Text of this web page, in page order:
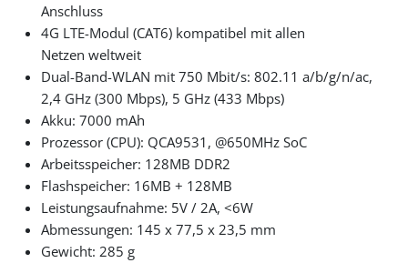
Anschluss
4G LTE-Modul (CAT6) kompatibel mit allen
Netzen weltweit
Dual-Band-WLAN mit 750 Mbit/s: 802.11 a/b/g/n/ac,
2,4 GHz (300 Mbps), 5 GHz (433 Mbps)
Akku: 7000 mAh
Prozessor (CPU): QCA9531, @650MHz SoC
Arbeitsspeicher: 128MB DDR2
Flashspeicher: 16MB + 128MB
Leistungsaufnahme: 5V / 2A, <6W
Abmessungen: 145 x 77,5 x 23,5 mm
Gewicht: 285 g